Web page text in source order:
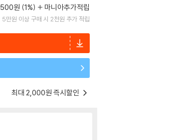
500원 (1%) 마니아추가적립
5만원 이상 구매 시 2천원 추가 적립
최대 2,000원 즉시할인